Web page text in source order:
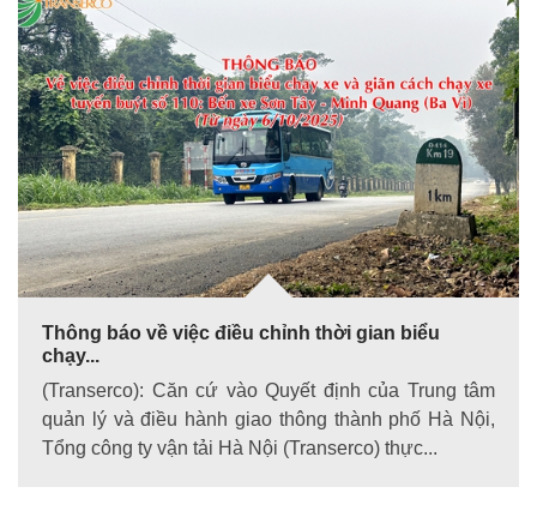
Thông báo về việc điều chỉnh thời gian biểu
chạy...
(Transerco): Căn cứ vào Quyết định của Trung tâm
quản lý và điều hành giao thông thành phố Hà Nội,
Tổng công ty vận tải Hà Nội (Transerco) thực...